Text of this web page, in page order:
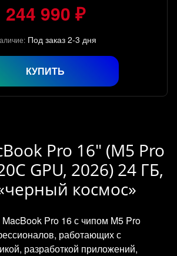
244 990 ₽
Под заказ 2-3 дня
КУПИТЬ
Pro 16" (M5 Pro
GPU, 2026) 24 ГБ,
космос»
Pro 16 с чипом M5 Pro
работающих с
разработкой приложений,